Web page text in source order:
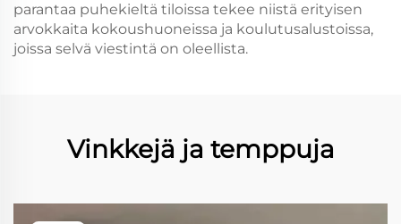
parantaa puhekieltä tiloissa tekee niistä erityisen
arvokkaita kokoushuoneissa ja koulutusalustoissa,
joissa selvä viestintä on oleellista.
Vinkkejä ja temppuja